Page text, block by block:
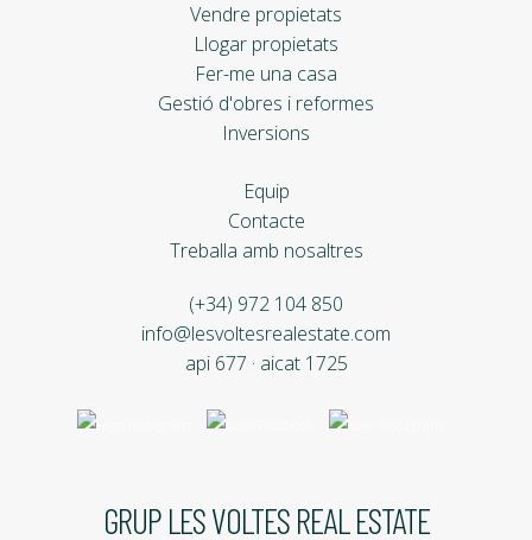
Vendre propietats
Llogar propietats
Fer-me una casa
Gestió d'obres i reformes
Inversions
Equip
Contacte
Treballa amb nosaltres
(+34) 972 104 850
info@lesvoltesrealestate.com
api 677 · aicat 1725
GRUP LES VOLTES REAL ESTATE